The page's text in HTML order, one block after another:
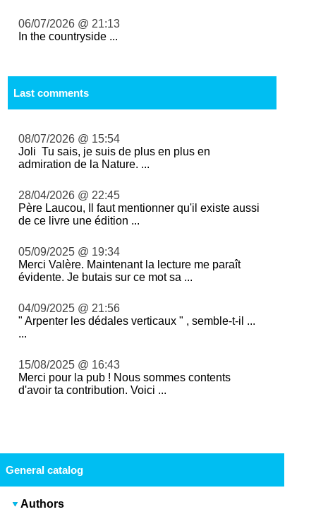
06/07/2026 @ 21:13
In the countryside ...
Last comments
08/07/2026 @ 15:54
Joli Tu sais, je suis de plus en plus en
admiration de la Nature. ...
28/04/2026 @ 22:45
Père Laucou, Il faut mentionner qu'il existe aussi
de ce livre une édition ...
05/09/2025 @ 19:34
Merci Valère. Maintenant la lecture me paraît
évidente. Je butais sur ce mot sa ...
04/09/2025 @ 21:56
" Arpenter les dédales verticaux " , semble-t-il ...
...
15/08/2025 @ 16:43
Merci pour la pub ! Nous sommes contents
d'avoir ta contribution. Voici ...
General catalog
Authors